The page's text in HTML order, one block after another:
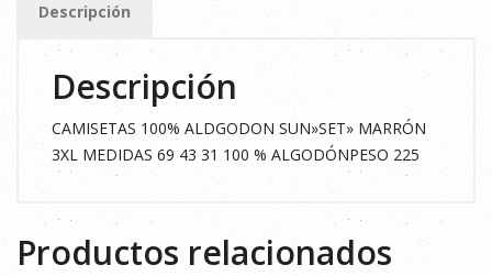
cantidad
Descripción
Descripción
CAMISETAS 100% ALDGODON SUN»SET» MARRÓN
3XL MEDIDAS 69 43 31 100 % ALGODÓNPESO 225
Productos relacionados